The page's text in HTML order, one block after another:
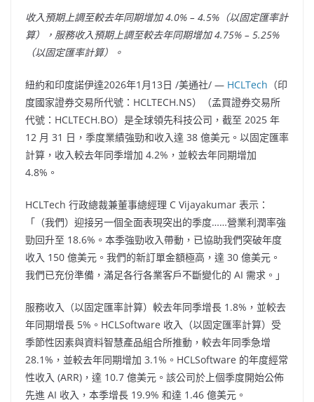
收入預期上調至較去年同期增加 4.0% – 4.5%（以固定匯率計
算），服務收入預期上調至較去年同期增加 4.75% – 5.25%
（以固定匯率計算）。
紐約和印度諾伊達2026年1月13日 /美通社/ — HCLTech （印
度國家證券交易所代號：HCLTECH.NS）（孟買證券交易所
代號：HCLTECH.BO）是全球領先科技公司，截至 2025 年
12 月 31 日，季度業績強勁和收入達 38 億美元。以固定匯率
計算，收入較去年同季增加 4.2%，並較去年同期增加
4.8%。
HCLTech 行政總裁兼董事總經理 C Vijayakumar 表示：
「（我們）迎接另一個全面表現突出的季度……營業利潤率強
勁回升至 18.6%。本季強勁收入帶動，已協助我們突破年度
收入 150 億美元。我們的新訂單金額極高，達 30 億美元。
我們已充份準備，滿足各行各業客戶不斷變化的 AI 需求。」
服務收入（以固定匯率計算）較去年同季增長 1.8%，並較去
年同期增長 5%。HCLSoftware 收入（以固定匯率計算）受
季節性因素與資料智慧產品組合所推動，較去年同季急增
28.1%，並較去年同期增加 3.1%。HCLSoftware 的年度經常
性收入 (ARR)，達 10.7 億美元。該公司於上個季度開始公佈
先進 AI 收入，本季增長 19.9% 和達 1.46 億美元。